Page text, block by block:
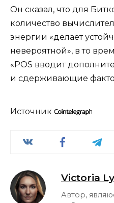
Он сказал, что для
количество
энергии «делает
невероятной», в то
«POS вводит
и сдерживающие
Источник
Victoria
Автор,